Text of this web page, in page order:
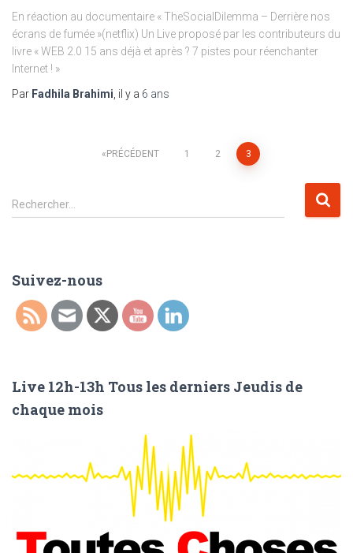
En réaction au documentaire « TheSocialDilemma – Derrière nos
écrans de fumée »(netflix) Un Live proposé par les contributeurs du
livre « WEB 2.0 15 ans déjà et après ? 7 pistes pour réenchanter
Internet ! »
Par Fadhila Brahimi , il y a 6 ans
Pagination
des
PRÉCÉDENT 1 2 3
R
e
r
h
:
Rechercher…
Suivez-nous
Live 12h-13h Tous les derniers Jeudis de
chaque mois